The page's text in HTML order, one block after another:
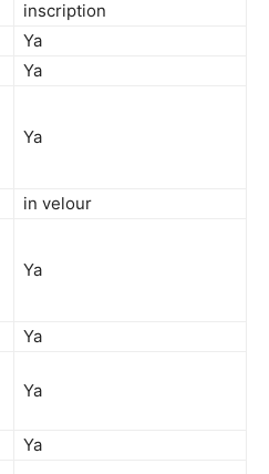
inscription
Ya
Ya
Ya
in velour
Ya
Ya
Ya
Ya